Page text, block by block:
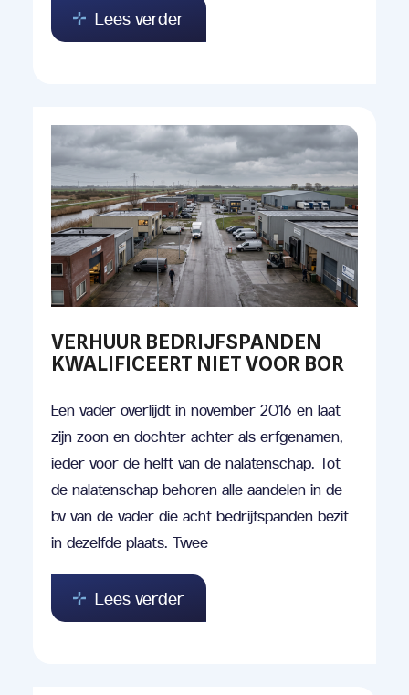
Lees verder
VERHUUR BEDRIJFSPANDEN
KWALIFICEERT NIET VOOR BOR
Een vader overlijdt in november 2016 en laat
zijn zoon en dochter achter als erfgenamen,
ieder voor de helft van de nalatenschap. Tot
de nalatenschap behoren alle aandelen in de
bv van de vader die acht bedrijfspanden bezit
in dezelfde plaats. Twee
Lees verder